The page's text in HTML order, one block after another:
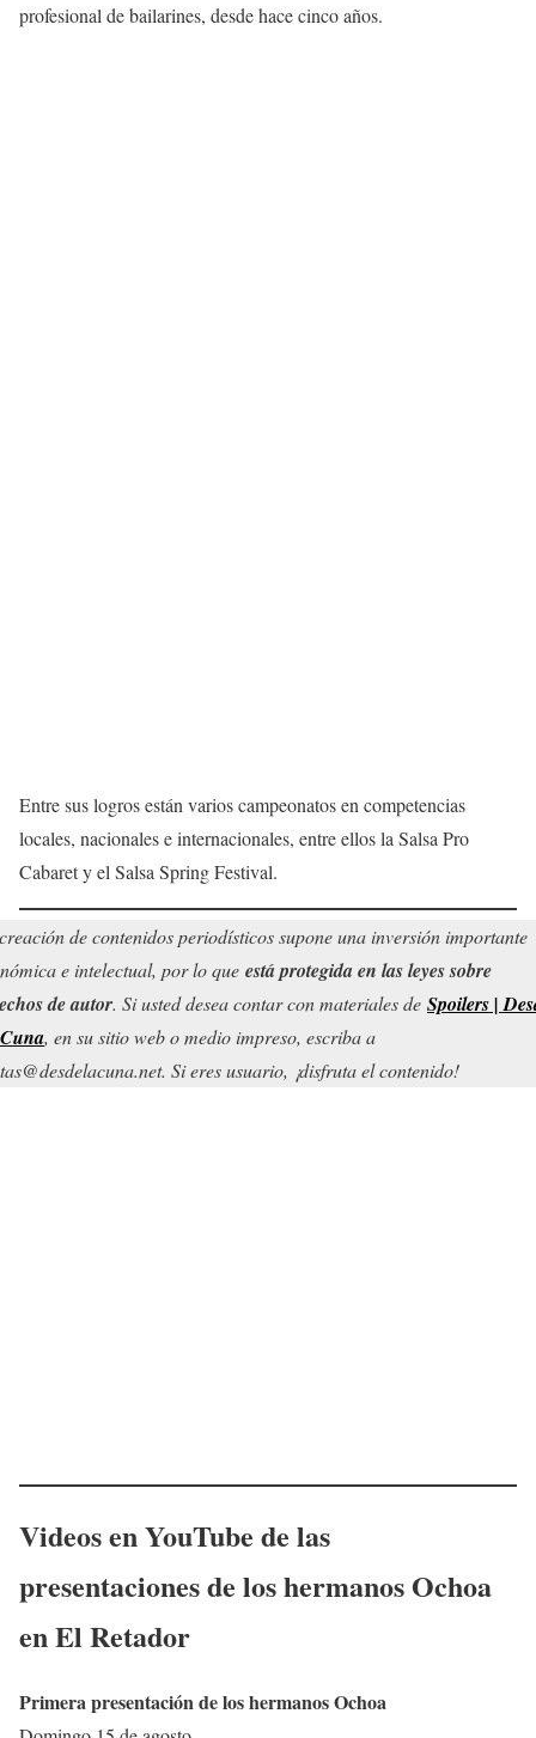
profesional de bailarines, desde hace cinco años.
Entre sus logros están varios campeonatos en competencias
locales, nacionales e internacionales, entre ellos la Salsa Pro
Cabaret y el Salsa Spring Festival.
de contenidos periodísticos supone una inversión importante
e intelectual, por lo que está protegida en las leyes sobre
de autor. Si usted desea contar con materiales de Spoilers |
, en su sitio web o medio impreso, escriba a
Si eres usuario, ¡disfruta el contenido!
Videos en YouTube de las
presentaciones de los hermanos Ochoa
en El Retador
Primera presentación de los hermanos Ochoa